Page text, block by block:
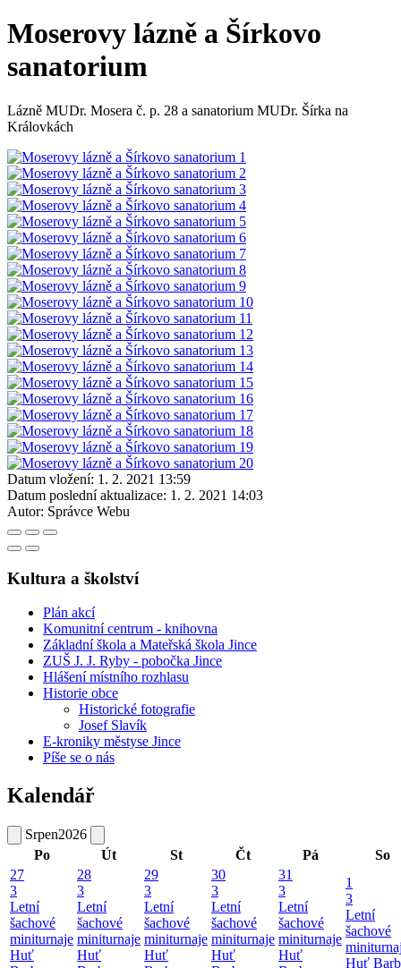
Moserovy lázně a Šírkovo
sanatorium
Lázně MUDr. Mosera č. p. 28 a sanatorium MUDr. Šírka na
Královkách
Datum vložení: 1. 2. 2021 13:59
Datum poslední aktualizace: 1. 2. 2021 14:03
Autor: Správce Webu
Kultura a školství
Plán akcí
Komunitní centrum - knihovna
Základní škola a Mateřská škola Jince
ZUŠ J. J. Ryby - pobočka Jince
Hlášení místního rozhlasu
Historie obce
Historické fotografie
Josef Slavík
E-kroniky městyse Jince
Píše se o nás
Kalendář
Srpen2026
Po
Út St Čt Pá
So
27
3
Letní
šachové
miniturnaje
Huť
28
3
Letní
šachové
miniturnaje
Huť
29
3
Letní
šachové
miniturnaje
Huť
30
3
Letní
šachové
miniturnaje
Huť
31
3
Letní
šachové
miniturnaje
Huť
1
3
Letní
šachové
Huť